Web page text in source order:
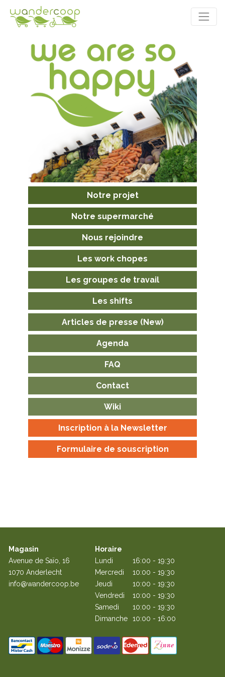
Notre projet
Notre supermarché
Nous rejoindre
Les work chopes
Les groupes de travail
Les shifts
Articles de presse (New)
Agenda
FAQ
Contact
Wiki
Inscription à la Newsletter
Formulaire de souscription
Magasin
Horaire
Avenue de Saïo, 16
Lundi
16:00 - 19:30
1070 Anderlecht
Mercredi
10:00 - 19:30
info@wandercoop.be
Jeudi
10:00 - 19:30
Vendredi
10:00 - 19:30
Samedi
10:00 - 19:30
Dimanche
10:00 - 16:00